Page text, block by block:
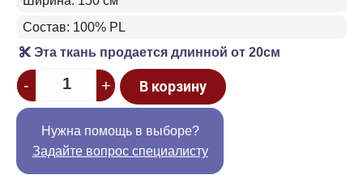
Состав: 100% PL
Эта ткань продается длинной от 20см
Quantity
- + В корзину
Нужна помощь в выборе?
Задайте вопрос специалисту